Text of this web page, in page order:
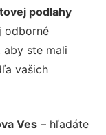
podlahy
odborné
ste mali
vašich
Ves – hľadáte